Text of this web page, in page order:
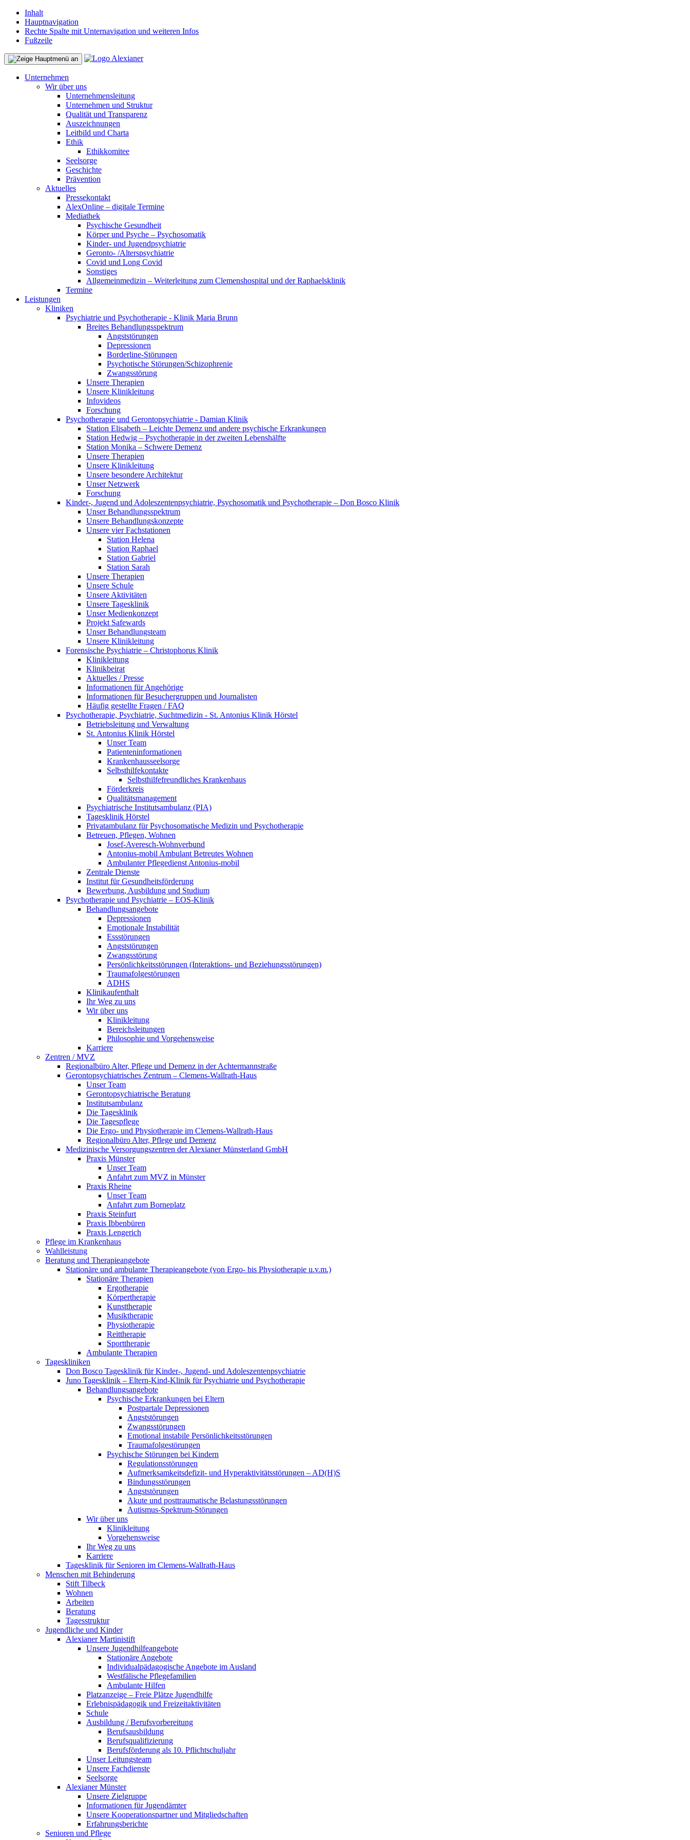
Inhalt
Hauptnavigation
Rechte Spalte mit Unternavigation und weiteren Infos
Fußzeile
Unternehmen
Wir über uns
Unternehmensleitung
Unternehmen und Struktur
Qualität und Transparenz
Auszeichnungen
Leitbild und Charta
Ethik
Ethikkomitee
Seelsorge
Geschichte
Prävention
Aktuelles
Pressekontakt
AlexOnline – digitale Termine
Mediathek
Psychische Gesundheit
Körper und Psyche – Psychosomatik
Kinder- und Jugendpsychiatrie
Geronto- /Alterspsychiatrie
Covid und Long Covid
Sonstiges
Allgemeinmedizin – Weiterleitung zum Clemenshospital und der Raphaelsklinik
Termine
Leistungen
Kliniken
Psychiatrie und Psychotherapie - Klinik Maria Brunn
Breites Behandlungsspektrum
Angststörungen
Depressionen
Borderline-Störungen
Psychotische Störungen/Schizophrenie
Zwangsstörung
Unsere Therapien
Unsere Klinikleitung
Infovideos
Forschung
Psychotherapie und Gerontopsychiatrie - Damian Klinik
Station Elisabeth – Leichte Demenz und andere psychische Erkrankungen
Station Hedwig – Psychotherapie in der zweiten Lebenshälfte
Station Monika – Schwere Demenz
Unsere Therapien
Unsere Klinikleitung
Unsere besondere Architektur
Unser Netzwerk
Forschung
Kinder-, Jugend und Adoleszentenpsychiatrie, Psychosomatik und Psychotherapie – Don Bosco Klinik
Unser Behandlungsspektrum
Unsere Behandlungskonzepte
Unsere vier Fachstationen
Station Helena
Station Raphael
Station Gabriel
Station Sarah
Unsere Therapien
Unsere Schule
Unsere Aktivitäten
Unsere Tagesklinik
Unser Medienkonzept
Projekt Safewards
Unser Behandlungsteam
Unsere Klinikleitung
Forensische Psychiatrie – Christophorus Klinik
Klinikleitung
Klinikbeirat
Aktuelles / Presse
Informationen für Angehörige
Informationen für Besuchergruppen und Journalisten
Häufig gestellte Fragen / FAQ
Psychotherapie, Psychiatrie, Suchtmedizin - St. Antonius Klinik Hörstel
Betriebsleitung und Verwaltung
St. Antonius Klinik Hörstel
Unser Team
Patienteninformationen
Krankenhausseelsorge
Selbsthilfekontakte
Selbsthilfefreundliches Krankenhaus
Förderkreis
Qualitätsmanagement
Psychiatrische Institutsambulanz (PIA)
Tagesklinik Hörstel
Privatambulanz für Psychosomatische Medizin und Psychotherapie
Betreuen, Pflegen, Wohnen
Josef-Averesch-Wohnverbund
Antonius-mobil Ambulant Betreutes Wohnen
Ambulanter Pflegedienst Antonius-mobil
Zentrale Dienste
Institut für Gesundheitsförderung
Bewerbung, Ausbildung und Studium
Psychotherapie und Psychiatrie – EOS-Klinik
Behandlungsangebote
Depressionen
Emotionale Instabilität
Essstörungen
Angststörungen
Zwangsstörung
Persönlichkeitsstörungen (Interaktions- und Beziehungsstörungen)
Traumafolgestörungen
ADHS
Klinikaufenthalt
Ihr Weg zu uns
Wir über uns
Klinikleitung
Bereichsleitungen
Philosophie und Vorgehensweise
Karriere
Zentren / MVZ
Regionalbüro Alter, Pflege und Demenz in der Achtermannstraße
Gerontopsychiatrisches Zentrum – Clemens-Wallrath-Haus
Unser Team
Gerontopsychiatrische Beratung
Institutsambulanz
Die Tagesklinik
Die Tagespflege
Die Ergo- und Physiotherapie im Clemens-Wallrath-Haus
Regionalbüro Alter, Pflege und Demenz
Medizinische Versorgungszentren der Alexianer Münsterland GmbH
Praxis Münster
Unser Team
Anfahrt zum MVZ in Münster
Praxis Rheine
Unser Team
Anfahrt zum Borneplatz
Praxis Steinfurt
Praxis Ibbenbüren
Praxis Lengerich
Pflege im Krankenhaus
Wahlleistung
Beratung und Therapieangebote
Stationäre und ambulante Therapieangebote (von Ergo- bis Physiotherapie u.v.m.)
Stationäre Therapien
Ergotherapie
Körpertherapie
Kunsttherapie
Musiktherapie
Physiotherapie
Reittherapie
Sporttherapie
Ambulante Therapien
Tageskliniken
Don Bosco Tagesklinik für Kinder-, Jugend- und Adoleszentenpsychiatrie
Juno Tagesklinik – Eltern-Kind-Klinik für Psychiatrie und Psychotherapie
Behandlungsangebote
Psychische Erkrankungen bei Eltern
Postpartale Depressionen
Angststörungen
Zwangsstörungen
Emotional instabile Persönlichkeitsstörungen
Traumafolgestörungen
Psychische Störungen bei Kindern
Regulationsstörungen
Aufmerksamkeitsdefizit- und Hyperaktivitätsstörungen – AD(H)S
Bindungsstörungen
Angststörungen
Akute und posttraumatische Belastungsstörungen
Autismus-Spektrum-Störungen
Wir über uns
Klinikleitung
Vorgehensweise
Ihr Weg zu uns
Karriere
Tagesklinik für Senioren im Clemens-Wallrath-Haus
Menschen mit Behinderung
Stift Tilbeck
Wohnen
Arbeiten
Beratung
Tagesstruktur
Jugendliche und Kinder
Alexianer Martinistift
Unsere Jugendhilfeangebote
Stationäre Angebote
Individualpädagogische Angebote im Ausland
Westfälische Pflegefamilien
Ambulante Hilfen
Platzanzeige – Freie Plätze Jugendhilfe
Erlebnispädagogik und Freizeitaktivitäten
Schule
Ausbildung / Berufsvorbereitung
Berufsausbildung
Berufsqualifizierung
Berufsförderung als 10. Pflichtschuljahr
Unser Leitungsteam
Unsere Fachdienste
Seelsorge
Alexianer Münster
Unsere Zielgruppe
Informationen für Jugendämter
Unsere Kooperationspartner und Mitgliedschaften
Erfahrungsberichte
Senioren und Pflege